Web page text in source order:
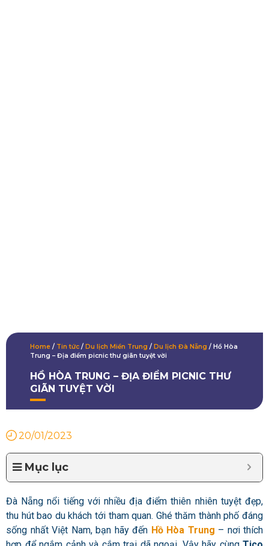
Home / Tin tức / Du lịch Miền Trung / Du lịch Đà Nẵng / Hồ Hòa
Trung – Địa điểm picnic thư giãn tuyệt vời
HỒ HÒA TRUNG – ĐỊA ĐIỂM PICNIC THƯ
GIÃN TUYỆT VỜI
20/01/2023
Mục lục
Đà Nẵng nổi tiếng với nhiều địa điểm thiên nhiên tuyệt đẹp,
thu hút bao du khách tới tham quan. Ghé thăm thành phố đáng
sống nhất Việt Nam, bạn hãy đến Hồ Hòa Trung – nơi thích